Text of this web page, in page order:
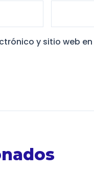
y sitio web